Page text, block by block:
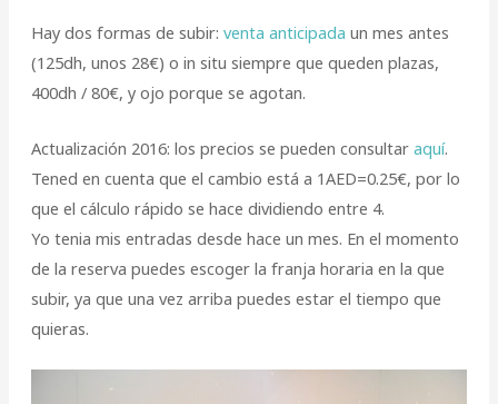
Hay dos formas de subir: venta anticipada un mes antes
(125dh, unos 28€) o in situ siempre que queden plazas,
400dh / 80€, y ojo porque se agotan.
Actualización 2016: los precios se pueden consultar aquí.
Tened en cuenta que el cambio está a 1AED=0.25€, por lo
que el cálculo rápido se hace dividiendo entre 4.
Yo tenia mis entradas desde hace un mes. En el momento
de la reserva puedes escoger la franja horaria en la que
subir, ya que una vez arriba puedes estar el tiempo que
quieras.